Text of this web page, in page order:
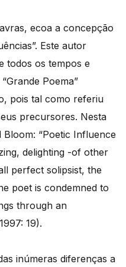
ecoa a concepção
Este autor
todos os tempos e
Poema”
pois tal como referiu
precursores. Nesta
“Poetic Influence
delighting -of other
perfect solipsist, the
poet is condemned to
through an
19).
inúmeras diferenças a